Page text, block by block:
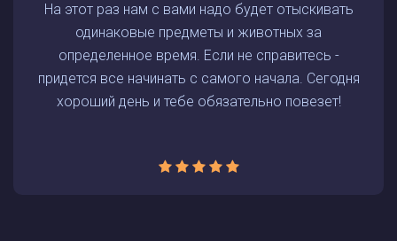
На этот раз нам с вами надо будет отыскивать
одинаковые предметы и животных за
определенное время. Если не справитесь -
придется все начинать с самого начала. Сегодня
хороший день и тебе обязательно повезет!